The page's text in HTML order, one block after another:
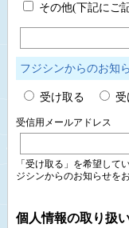
その他(下記にご
フジシンからのお知
受け取る 受
受信用メールアドレス
「受け取る」を希望して
ジシンからのお知らせを
個人情報の取り扱